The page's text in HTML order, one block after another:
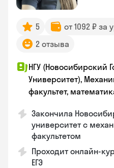
5 от 1092 ₽ за
2 отзыва
НГУ (Новосибирский
Университет),
факультет,
Закончилa
университет с
факультетом
Проходит онлайн-
ЕГЭ